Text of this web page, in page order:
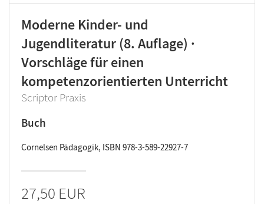
Moderne Kinder- und
Jugendliteratur (8. Auflage) ·
Vorschläge für einen
kompetenzorientierten Unterricht
Scriptor Praxis
Buch
Cornelsen Pädagogik, ISBN 978-3-589-22927-7
27,50 EUR